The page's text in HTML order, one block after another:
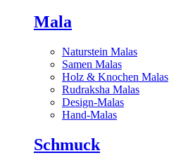
Mala
Naturstein Malas
Samen Malas
Holz & Knochen Malas
Rudraksha Malas
Design-Malas
Hand-Malas
Schmuck